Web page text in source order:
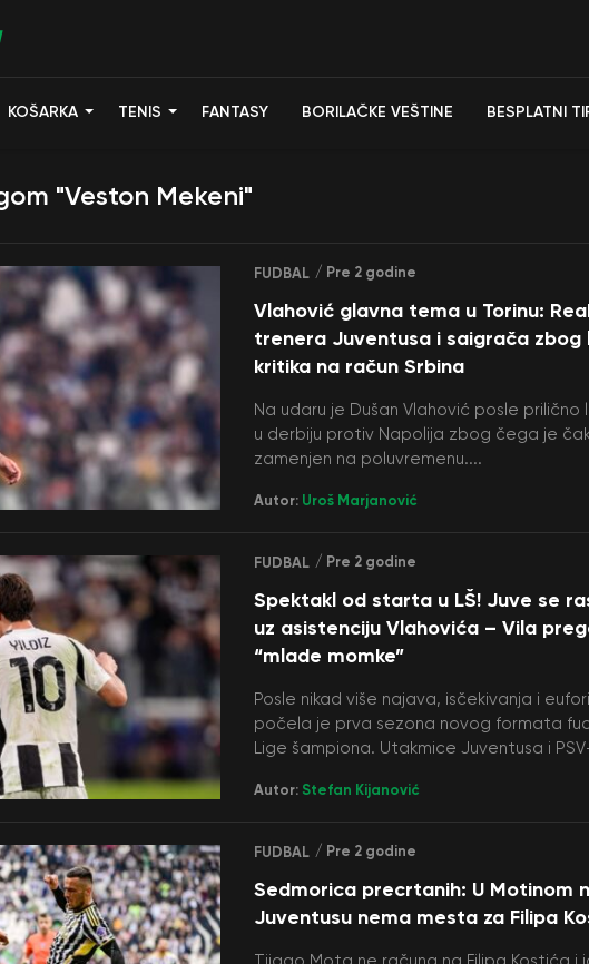
KOŠARKA TENIS FANTASY BORILAČKE VEŠTINE BESPLATNI
"Veston Mekeni"
FUDBAL / Pre 2 godine
Vlahović glavna tema u Torinu:
trenera Juventusa i saigrača zbog
kritika na račun Srbina
Na udaru je Dušan Vlahović posle prilično
u derbiju protiv Napolija zbog čega je
zamenjen na poluvremenu....
Autor: Uroš Marjanović
FUDBAL / Pre 2 godine
Spektakl od starta u LŠ! Juve se
uz asistenciju Vlahovića – Vila
“mlade momke”
Posle nikad više najava, isčekivanja i
počela je prva sezona novog formata
Lige šampiona. Utakmice Juventusa i
Autor: Stefan Kijanović
FUDBAL / Pre 2 godine
Sedmorica precrtanih: U Motinom
Juventusu nema mesta za Filipa